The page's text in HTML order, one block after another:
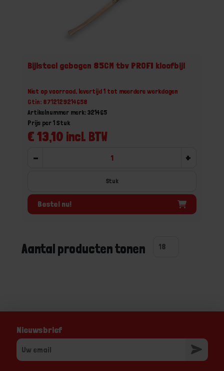
Bijlsteel gebogen 85CM tbv PROFI kloofbijl
Niet op voorraad, levertijd 1 tot meerdere werkdagen
Gtin: 8712129214658
Artikelnummer merk: 321465
€ 13,10 incl. BTW
Prijs per 1 Stuk
- +
Stuk
Bestel nu!
Aantal producten tonen
Nieuwsbrief